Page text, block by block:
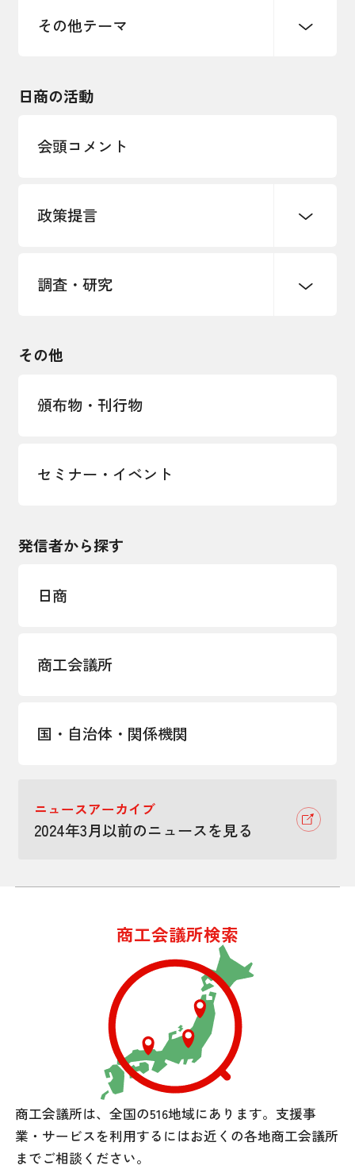
雇用・労働・人材確保
令和６年能登半島地震関連
その他テーマ
インボイス制度
海外情報レポート
安全保障貿易管理・技術流出防止に関す
経営者保証に関するガイドライン
日商の活動
会頭コメント
政策提言
中小企業経営
国土強靭化・社会基盤整備・震災復興
調査・研究
LOBO調査
その他
頒布物・刊行物
セミナー・イベント
発信者から探す
日商
商工会議所
国・自治体・関係機関
ニュースアーカイブ
2024年3月以前のニュースを見る
商工会議所検索
商工会議所は、全国の516地域にあります。 支援事
業・サービスを利用するにはお近くの各地商工会議所
までご相談ください。